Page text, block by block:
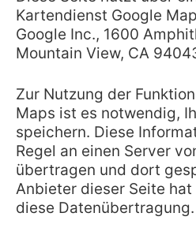
Kartendienst Google
Google Inc., 1600
Mountain View, CA
Zur Nutzung der
Maps ist es notwendig,
speichern. Diese
Regel an einen Server
übertragen und dort
Anbieter dieser Seite
diese Datenübertragung.